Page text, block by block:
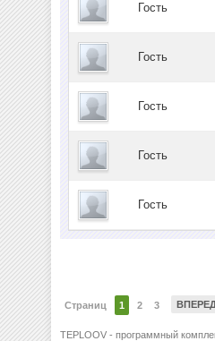
Гость
Гость
Гость
Гость
Гость
Страниц 1 2 3
TEPLOOV - программный